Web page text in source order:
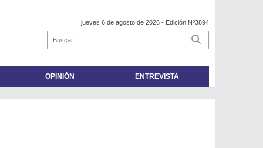
jueves 6 de agosto de 2026 - Edición Nº3894
OPINIÓN ENTREVISTA